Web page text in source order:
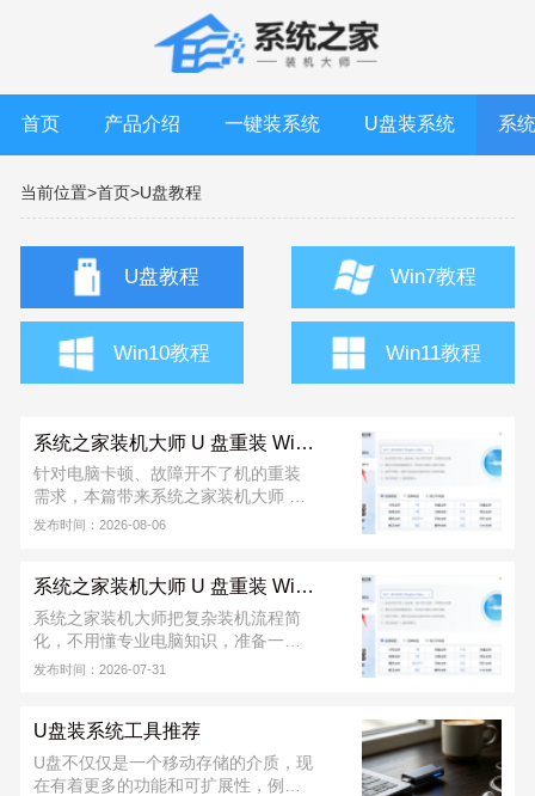
首页 产品介绍 一键装系统 U盘装系统 系
当前位置>首页>U盘教程
U盘教程 Win7教程
Win10教程 Win11教程
系统之家装机大师 U 盘重装 Win10 系统教程
针对电脑卡顿、故障开不了机的重装
需求，本篇带来系统之家装机大师 U
盘重装 Win10 完整教程。该工具能一
程，操作门槛低，新手可跟着步骤完
成重装。软件从下载到安装完成，不
收取任何费用！若安装出现问题，可
822317920，寻求技术支持。
发布时间：2026-08-06
系统之家装机大师 U 盘重装 Win7 系统教程
系统之家装机大师把复杂装机流程简
化，不用懂专业电脑知识，准备一个
8G 以上 U 盘就能搞定。不管是电脑正
安装完成，不收取任何费用！若安装
出现问题，可联系系统之家装机大师
官方 QQ 群：822317920，寻求技术
发布时间：2026-07-31
U盘装系统工具推荐
U盘不仅仅是一个移动存储的介质，现
在有着更多的功能和可扩展性，例如